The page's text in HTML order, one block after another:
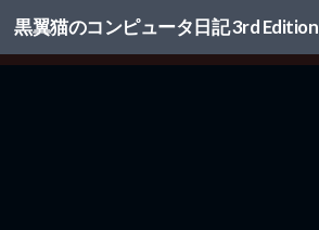
コンテンツへスキップ
黒翼猫のコンピュータ日記 3rd Edition